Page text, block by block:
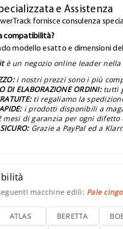
e Assistenza
fornisce consulenza
compatibilità?
modello esatto e dimensioni
è un negozio online leader
i nostri prezzi sono i più
DI ELABORAZIONE ORDINI: tutti
ti regaliamo la
i prodotti disponibili a
mesi di garanzia per ogni
Grazie a PayPal ed a
macchine edili: Pale
ATLAS BERETTA